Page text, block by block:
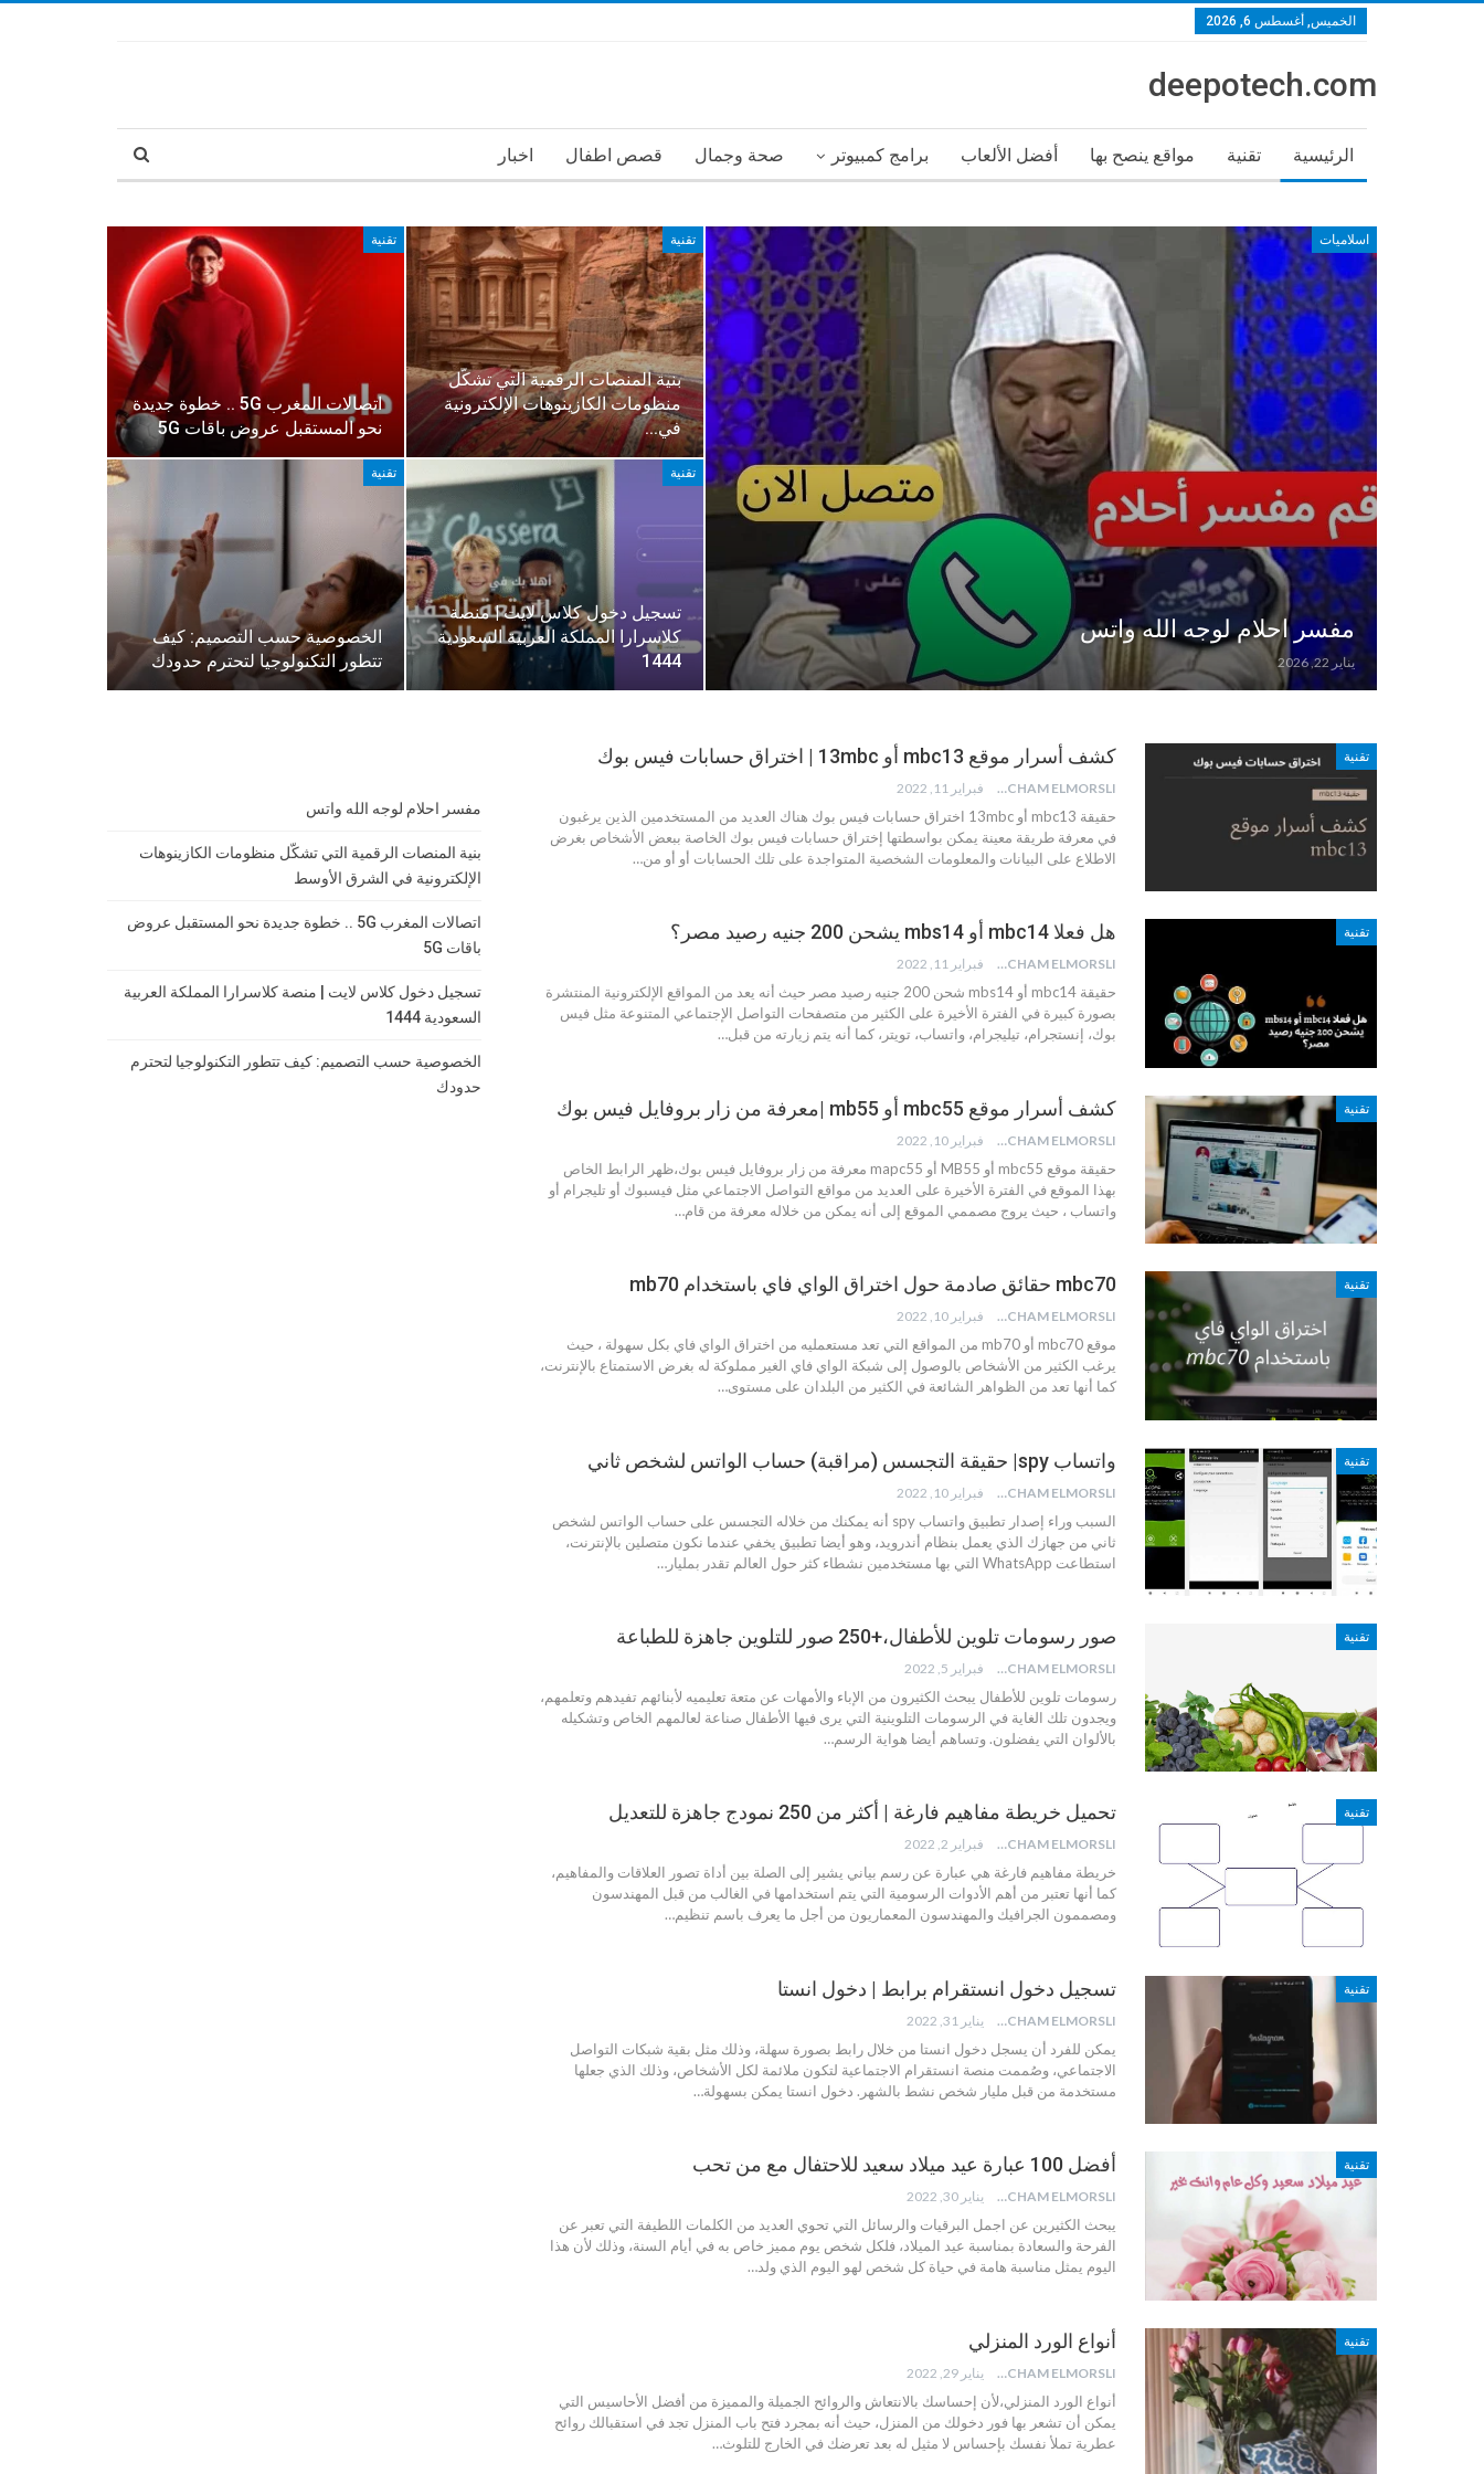
الخميس, أغسطس 6, 2026
deepotech.com
الرئيسية تقنية مواقع ينصح بها أفضل الألعاب برامج كمبيوتر صحة وجمال قصص اطفال اخبار
اسلاميات
مفسر احلام لوجه الله واتس
يناير 22, 2026
تقنية
بنية المنصات الرقمية التي تشكّل
منظومات الكازينوهات الإلكترونية
في…
تقنية
اتصالات المغرب 5G .. خطوة جديدة
نحو المستقبل عروض باقات 5G
تقنية
تسجيل دخول كلاس لايت | منصة
كلاسرارا المملكة العربية السعودية
1444
تقنية
الخصوصية حسب التصميم: كيف
تتطور التكنولوجيا لتحترم حدودك
تقنية كشف أسرار موقع mbc13 أو 13mbc | اختراق حسابات فيس بوك
HICHAM ELMORSLI فبراير 11, 2022
حقيقة mbc13 أو 13mbc اختراق حسابات فيس بوك هناك العديد من المستخدمين الذين يرغبون
في معرفة طريقة معينة يمكن بواسطتها إختراق حسابات فيس بوك الخاصة ببعض الأشخاص بغرض
الاطلاع على البيانات والمعلومات الشخصية المتواجدة على تلك الحسابات أو أو من…
تقنية هل فعلا mbc14 أو mbs14 يشحن 200 جنيه رصيد مصر؟
HICHAM ELMORSLI فبراير 11, 2022
حقيقة mbc14 أو mbs14 شحن 200 جنيه رصيد مصر حيث أنه يعد من المواقع الإلكترونية المنتشرة
بصورة كبيرة في الفترة الأخيرة على الكثير من متصفحات التواصل الإجتماعي المتنوعة مثل فيس
بوك، إنستجرام، تيليجرام، واتساب، تويتر، كما أنه يتم زيارته من قبل…
تقنية كشف أسرار موقع mbc55 أو mb55 |معرفة من زار بروفايل فيس بوك
HICHAM ELMORSLI فبراير 10, 2022
حقيقة موقع mbc55 أو MB55 أو mapc55 معرفة من زار بروفايل فيس بوك،ظهر الرابط الخاص
بهذا الموقع في الفترة الأخيرة على العديد من مواقع التواصل الاجتماعي مثل فيسبوك أو تليجرام أو
واتساب ، حيث يروج مصممي الموقع إلى أنه يمكن من خلاله معرفة من قام…
تقنية mbc70 حقائق صادمة حول اختراق الواي فاي باستخدام mb70
HICHAM ELMORSLI فبراير 10, 2022
موقع mbc70 أو mb70 من المواقع التي تعد مستعمليه من اختراق الواي فاي بكل سهولة ، حيث
يرغب الكثير من الأشخاص بالوصول إلى شبكة الواي فاي الغير مملوكة له بغرض الاستمتاع بالإنترنت،
كما أنها تعد من الظواهر الشائعة في الكثير من البلدان على مستوى…
تقنية واتساب spy| حقيقة التجسس (مراقبة) حساب الواتس لشخص ثاني
HICHAM ELMORSLI فبراير 10, 2022
السبب وراء إصدار تطبيق واتساب spy أنه يمكنك من خلاله التجسس على حساب الواتس لشخص
ثاني من جهازك الذي يعمل بنظام أندرويد، وهو أيضا تطبيق يخفي عندما نكون متصلين بالإنترنت،
استطاعت WhatsApp التي بها مستخدمين نشطاء كثر حول العالم تقدر بمليار
…
تقنية صور رسومات تلوين للأطفال،+250 صور للتلوين جاهزة للطباعة
HICHAM ELMORSLI فبراير 5, 2022
رسومات تلوين للأطفال يبحث الكثيرون من الإباء والأمهات عن متعة تعليميه لأبنائهم تفيدهم وتعلمهم،
ويجدون تلك الغاية في الرسومات التلوينية التي يرى فيها الأطفال صناعة لعالمهم الخاص وتشكيله
بالألوان التي يفضلون.وتساهم أيضا هواية الرسم…
تقنية تحميل خريطة مفاهيم فارغة | أكثر من 250 نمودج جاهزة للتعديل
HICHAM ELMORSLI فبراير 2, 2022
خريطة مفاهيم فارغة هي عبارة عن رسم بياني يشير إلى الصلة بين أداة تصور العلاقات والمفاهيم،
كما أنها تعتبر من أهم الأدوات الرسومية التي يتم استخدامها في الغالب من قبل المهندسون
ومصممون الجرافيك والمهندسون المعماريون من أجل ما يعرف باسم تنظيم…
تقنية تسجيل دخول انستقرام برابط | دخول انستا
HICHAM ELMORSLI يناير 31, 2022
يمكن للفرد أن يسجل دخول انستا من خلال رابط بصورة سهلة، وذلك مثل بقية شبكات التواصل
الاجتماعي، وصُممت منصة انستقرام الاجتماعية لتكون ملائمة لكل الأشخاص، وذلك الذي جعلها
مستخدمة من قبل مليار شخص نشط بالشهر. دخول انستا يمكن بسهولة…
تقنية أفضل 100 عبارة عيد ميلاد سعيد للاحتفال مع من تحب
HICHAM ELMORSLI يناير 30, 2022
يبحث الكثيرين عن اجمل البرقيات والرسائل التي تحوي العديد من الكلمات اللطيفة التي تعبر عن
الفرحة والسعادة بمناسبة عيد الميلاد، فلكل شخص يوم مميز خاص به في أيام السنة، وذلك لأن هذا
اليوم يمثل مناسبة هامة في حياة كل شخص لهو اليوم الذي ولد…
تقنية أنواع الورد المنزلي
HICHAM ELMORSLI يناير 29, 2022
أنواع الورد المنزلي،لأن إحساسك بالانتعاش والروائح الجميلة والمميزة من أفضل الأحاسيس التي
يمكن أن تشعر بها فور دخولك من المنزل، حيث أنه بمجرد فتح باب المنزل تجد في استقبالك روائح
عطرية تملأ نفسك بإحساس لا مثيل له بعد تعرضك في الخارج للتلوث…
مفسر احلام لوجه الله واتس
بنية المنصات الرقمية التي تشكّل منظومات الكازينوهات
الإلكترونية في الشرق الأوسط
اتصالات المغرب 5G .. خطوة جديدة نحو المستقبل عروض
باقات 5G
تسجيل دخول كلاس لايت | منصة كلاسرارا المملكة العربية
السعودية 1444
الخصوصية حسب التصميم: كيف تتطور التكنولوجيا لتحترم
حدودك